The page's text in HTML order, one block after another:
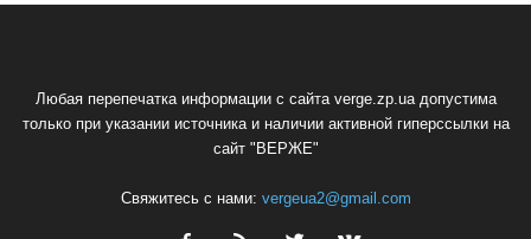
Любая перепечатка информации с сайта verge.zp.ua допустима
только при указании источника и наличии активной гиперссылки на
сайт "ВЕРЖЕ"
Свяжитесь с нами: vergeua2@gmail.com